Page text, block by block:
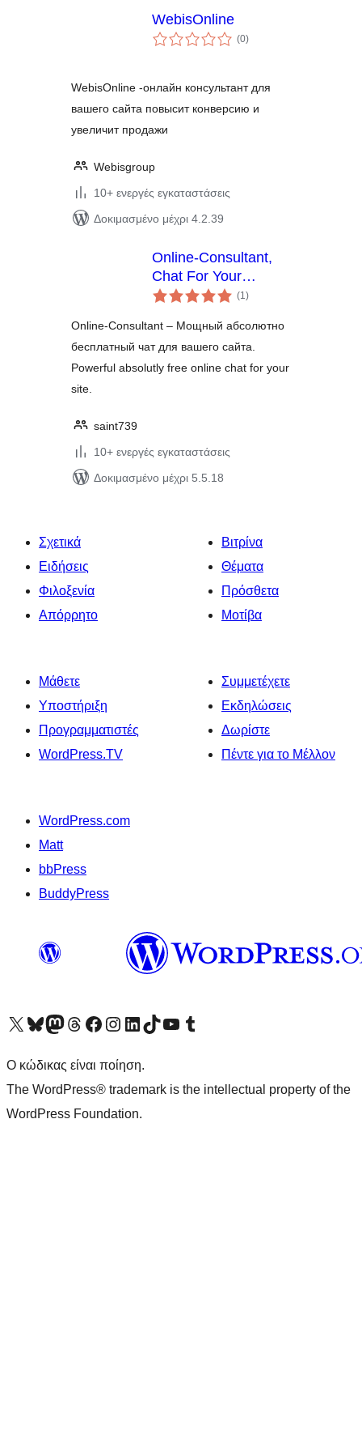
WebisOnline
(0αξιολογήσεις
σύνολο
)
WebisOnline -онлайн консультант для
вашего сайта повысит конверсию и
увеличит продажи
Webisgroup
10+ ενεργές εγκαταστάσεις
Δοκιμασμένο μέχρι 4.2.39
Online-Consultant,
Chat For Your
Website
(1αξιολογήσεις
σύνολο
)
Online-Consultant – Мощный абсолютно
бесплатный чат для вашего сайта.
Powerful absolutly free online chat for your
site.
saint739
10+ ενεργές εγκαταστάσεις
Δοκιμασμένο μέχρι 5.5.18
Σχετικά
Ειδήσεις
Φιλοξενία
Απόρρητο
Βιτρίνα
Θέματα
Πρόσθετα
Μοτίβα
Μάθετε
Υποστήριξη
Προγραμματιστές
WordPress.TV
Συμμετέχετε
Εκδηλώσεις
Δωρίστε
Πέντε για το Μέλλον
WordPress.com
Matt
bbPress
BuddyPress
Visit our X (formerly Twitter) account
Visit our Bluesky account
Επισκεφθείτε τον λογαριασμό μας στο Mastodon
Visit our Threads account
Επισκεφτείτε τη σελίδα μας στο Facebook
Επισκεφθείτε τον λογαριασμό μας Instagram
Επισκεφθείτε τον λογαριασμό μας LinkedIn
Visit our TikTok account
Visit our YouTube channel
Visit our Tumblr account
Ο κώδικας είναι ποίηση.
The WordPress® trademark is the intellectual property of the
WordPress Foundation.